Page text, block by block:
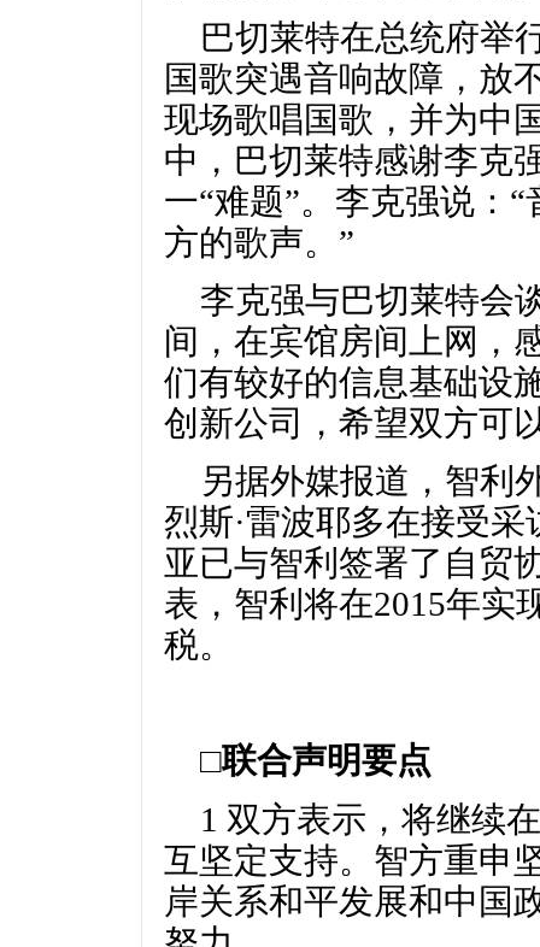
巴切莱特在总统府举
国歌突遇音响故障，放
现场歌唱国歌，并为中
中，巴切莱特感谢李克
一“难题”。李克强说：
方的歌声。”
李克强与巴切莱特会
间，在宾馆房间上网，
们有较好的信息基础设
创新公司，希望双方可
另据外媒报道，智利
烈斯·雷波耶多在接受
亚已与智利签署了自贸
表，智利将在2015年实
税。
□联合声明要点
1 双方表示，将继续
互坚定支持。智方重申
岸关系和平发展和中国